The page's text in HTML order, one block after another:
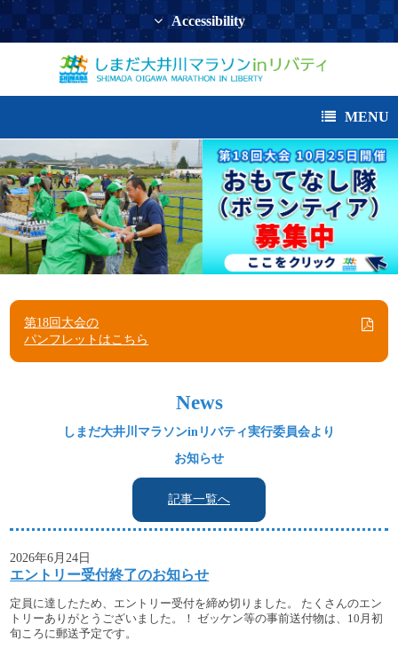
Accessibility
MENU
第18回大会の
パンフレットはこちら
News
しまだ大井川マラソンinリバティ実行委員会より
お知らせ
記事一覧へ
2026年6月24日
エントリー受付終了のお知らせ
定員に達したため、エントリー受付を締め切りました。 たくさんのエン
トリーありがとうございました。！ ゼッケン等の事前送付物は、10月初
旬ころに郵送予定です。